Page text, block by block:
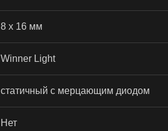
8 x 16 мм
Winner Light
статичный с мерцающим диодом
Нет